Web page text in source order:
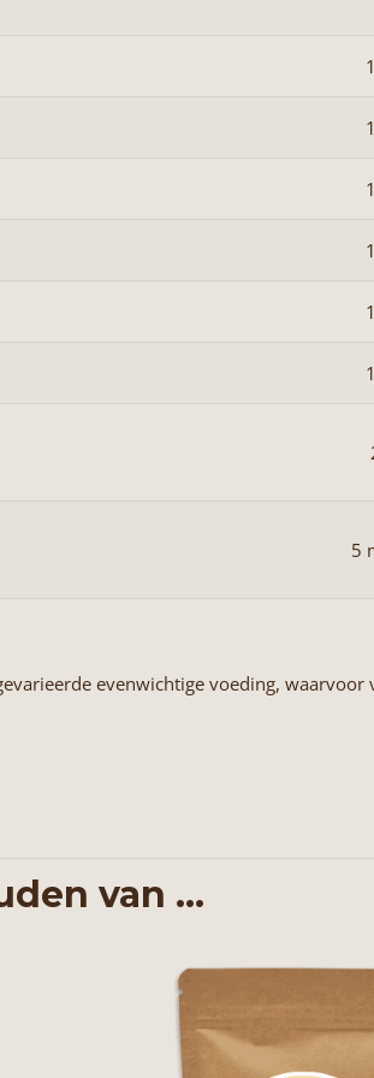
5
evenwichtige voeding,
van …